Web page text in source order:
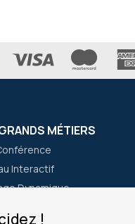
!
MÉTIERS
Interactif
Dynamique